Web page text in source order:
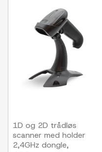
1D og 2D trådløs
scanner med holder
2,4GHz dongle,